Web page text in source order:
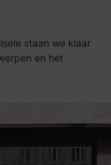
staan we klaar
en het